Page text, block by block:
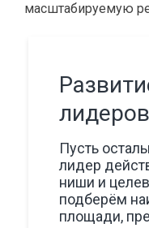
масштабируемую